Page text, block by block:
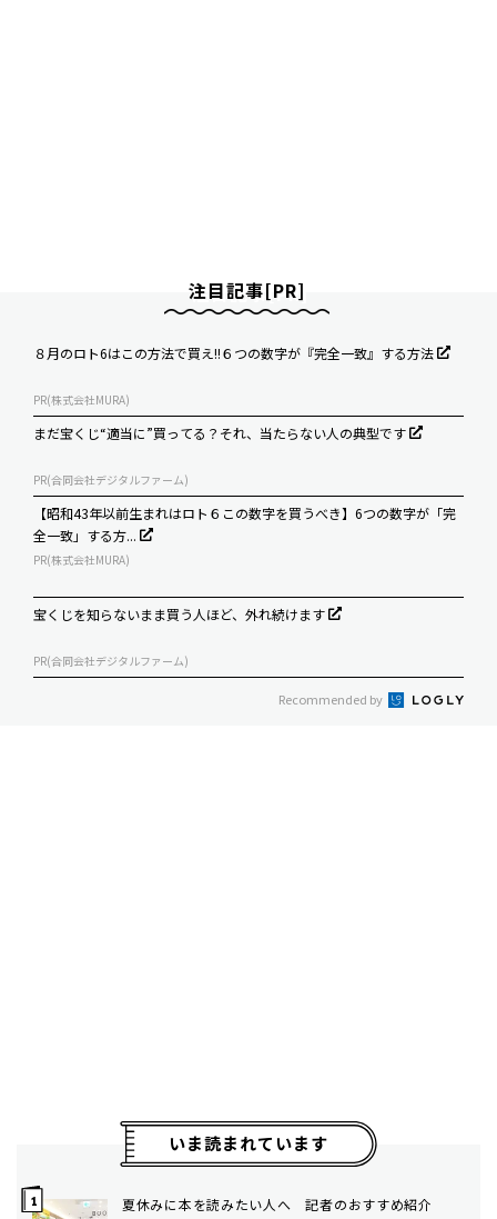
注目記事[PR]
８月のロト6はこの方法で買え!!６つの数字が『完全一致』する方法
PR(株式会社MURA)
まだ宝くじ“適当に”買ってる？それ、当たらない人の典型です
PR(合同会社デジタルファーム)
【昭和43年以前生まれはロト６この数字を買うべき】6つの数字が「完
全一致」する方...
PR(株式会社MURA)
宝くじを知らないまま買う人ほど、外れ続けます
PR(合同会社デジタルファーム)
Recommended by
いま読まれています
夏休みに本を読みたい人へ 記者のおすすめ紹介